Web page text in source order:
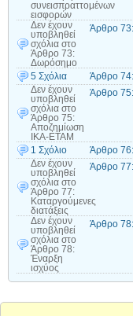
συνεισπραττομένων
εισφορών
Δεν έχουν
υποβληθεί
σχόλια στο
Άρθρο 73:
Δωρόσημο
Άρθρο
5 Σχόλια
Άρθρο 74:
Δεν έχουν
υποβληθεί
σχόλια στο
Άρθρο 75:
Αποζημίωση
ΙΚΑ-ΕΤΑΜ
Άρθρο
1 Σχόλιο
Άρθρο 76:
Δεν έχουν
υποβληθεί
σχόλια στο
Άρθρο 77:
Καταργούμενες
διατάξεις
Άρθρο 77:
Δεν έχουν
υποβληθεί
σχόλια στο
Άρθρο 78:
Έναρξη
ισχύος
Άρθρο